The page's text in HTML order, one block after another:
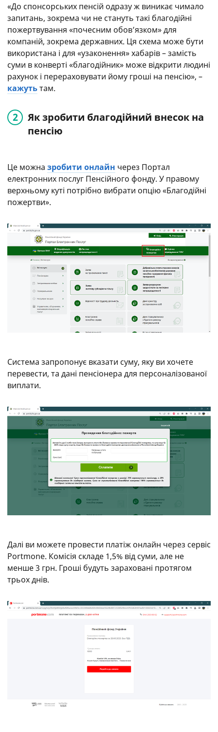
«До спонсорських пенсій одразу ж виникає чимало
запитань, зокрема чи не стануть такі благодійні
пожертвування «почесним обов’язком» для
компаній, зокрема державних. Ця схема може бути
використана і для «узаконення» хабарів – замість
суми в конверті «благодійник» може відкрити людині
рахунок і перераховувати йому гроші на пенсію», –
кажутьтам.
Як зробити благодійний внесок на
пенсію
Це можна зробити онлайн через Портал
електронних послуг Пенсійного фонду. У правому
верхньому куті потрібно вибрати опцію «Благодійні
пожертви».
Система запропонує вказати суму, яку ви хочете
перевести, та дані пенсіонера для персоналізованої
виплати.
Далі ви можете провести платіж онлайн через сервіс
Portmone. Комісія складе 1,5% від суми, але не
менше 3 грн. Гроші будуть зараховані протягом
трьох днів.